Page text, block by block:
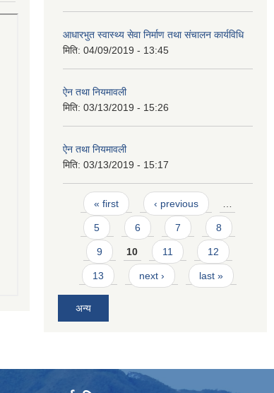
आधारभुत स्वास्थ्य सेवा निर्माण तथा संचालन कार्यविधि
मिति: 04/09/2019 - 13:45
ऐन तथा नियमावली
मिति: 03/13/2019 - 15:26
ऐन तथा नियमावली
मिति: 03/13/2019 - 15:17
Pages
« first ‹ previous
5 6 7 8
9 10 11 12
13 next › last »
अन्य